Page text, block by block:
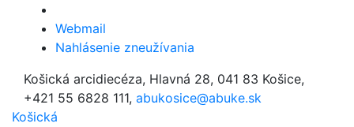
Webmail
Nahlásenie zneužívania
Košická arcidiecéza, Hlavná 28, 041 83 Košice,
+421 55 6828 111, abukosice@abuke.sk
Košická